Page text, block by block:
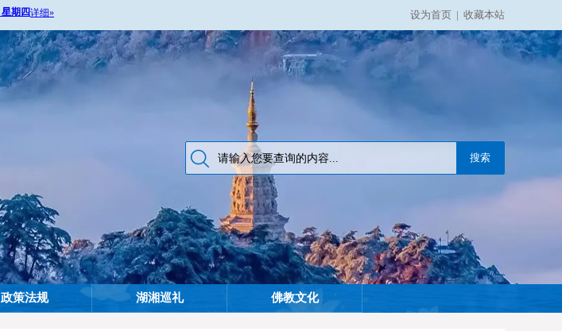
设为首页 | 收藏本站
政策法规 湖湘巡礼 佛教文化